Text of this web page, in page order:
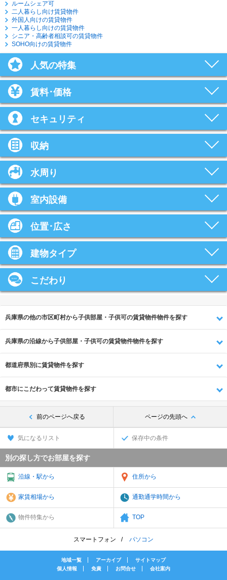
ルームシェア可
二人暮らし向け賃貸物件
外国人向けの賃貸物件
一人暮らし向けの賃貸物件
シニア・高齢者相談可の賃貸物件
SOHO向けの賃貸物件
人気の特集
賃料･価格
セキュリティ
収納
水周り
室内設備
位置･広さ
建物タイプ
こだわり
兵庫県の他の市区町村から子供部屋・子供可の賃貸物件物件を探す
兵庫県の沿線から子供部屋・子供可の賃貸物件物件を探す
都道府県別に賃貸物件を探す
都市にこだわって賃貸物件を探す
前のページへ戻る ページの先頭へ
気になるリスト 保存中の条件
別の探し方でお部屋を探す
沿線・駅から 住所から
家賃相場から 通勤通学時間から
物件特集から TOP
スマートフォン パソコン
地域一覧 アーカイブ
サイトマップ
個人情報
免責 お問合せ 会社案内